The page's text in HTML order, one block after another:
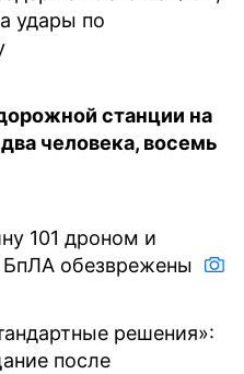
удары по
станции на
человека, восемь
101 дроном и
обезврежены
решения»:
после